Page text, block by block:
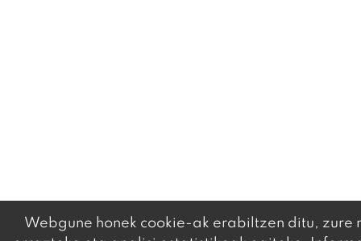
Webgune honek cookie-ak erabiltzen ditu, zure